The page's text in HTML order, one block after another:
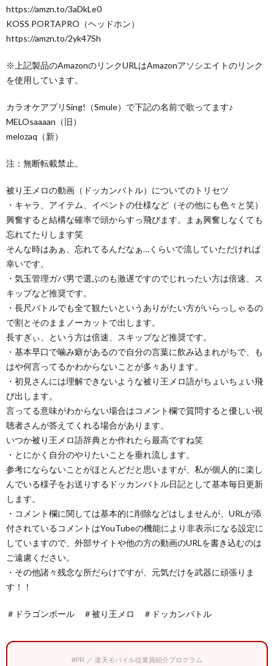
https://amzn.to/3aDkLe0
KOSS PORTAPRO（ヘッドホン）
https://amzn.to/2yk47Sh
※上記製品のAmazonのリンクURLはAmazonアソシエイトのリンク
を使用しています。
カラオケアプリSing!（Smule）で下記の名前で歌ってます♪
MELOsaaaan（旧）
melozaq（新）
注：無断転載禁止。
被り王メロの動画（ドッカンバトル）についてのトリセツ
・キャラ、アイテム、イベントの仕様など（その他にも色々と笑）
興奮すると結構な確率で頭からすっ飛びます。まぁ興奮しなくても
忘れてたりします笑
そんな時はあぁ、忘れてるんだなぁ…くらいで流していただければ
幸いです。
・気玉管理ガバ男で選ぶのも激遅ですのでじれったい方は倍速、ス
キップなど推奨です。
・長尺バトルでも全て観たいというありがたい方がいらっしゃるの
で割とそのままノーカットで出します。
長すぎぃ、という方は倍速、スキップなど推奨です。
・基本早口で噛み癖があるので自分の言葉に飲み込まれがちで、も
はや何言ってるかわからないことが多々あります。
・初見さんには理解できないような被り王メロ語がちょいちょい飛
び出します。
言ってる意味がわからない場合はコメント欄で質問すると優しい視
聴者さんが答えてくれる場合があります。
いつか被り王メロ語辞典とか作れたら最高ですね笑
・とにかく自分のやりたいことを垂れ流します。
参考にならないことがほとんどだと思いますが、私が個人的に楽し
んでいる様子をお送りするドッカンバトル日記として基本毎日更新
します。
・コメント欄に関しては基本的に削除などはしませんが、URLが添
付されているコメントはYouTubeの機能により非表示になる設定に
していますので、外部サイトや他の方の動画のURLを書き込むのは
ご遠慮ください。
・その他諸々残念な所だらけですが、元気だけを武器に頑張りま
す！！
＃ドラゴンボール ＃被り王メロ ＃ドッカンバトル
#PR ／ 楽天モバイル従業員紹介プログラム